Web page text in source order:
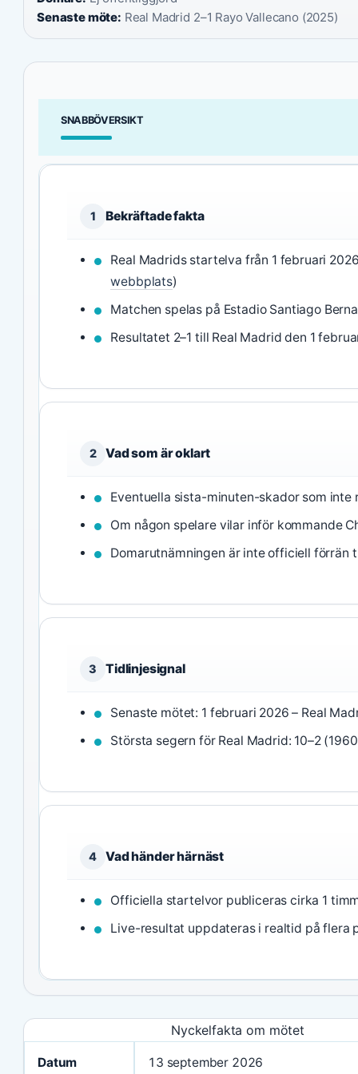
Senaste möte: Real Madrid 2–1 Rayo Vallecano (2025)
SNABBÖVERSIKT
1 Bekräftade fakta
Real Madrids startelva från 1 februari
webbplats)
Matchen spelas på Estadio Santiago
Resultatet 2–1 till Real Madrid den 1
2 Vad som är oklart
Eventuella sista-minuten-skador som inte
Om någon spelare vilar inför kommande
Domarutnämningen är inte officiell
3 Tidlinjesignal
Senaste mötet: 1 februari 2026 – Real
Största segern för Real Madrid: 10–2
4 Vad händer härnäst
Officiella startelvor publiceras cirka 1
Live-resultat uppdateras i realtid på flera
Nyckelfakta om mötet
Datum 13 september 2026